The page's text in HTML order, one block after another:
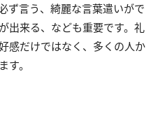
ず言う、綺麗な言葉遣いがで
出来る、なども重要です。礼
感だけではなく、多くの人か
。